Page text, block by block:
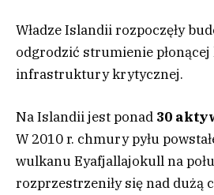
Władze Islandii rozpoczęły
odgrodzić strumienie
infrastruktury krytycznej.
Na Islandii jest ponad 30
W 2010 r. chmury pyłu
wulkanu Eyafjallajokull na
rozprzestrzeniły się nad dużą